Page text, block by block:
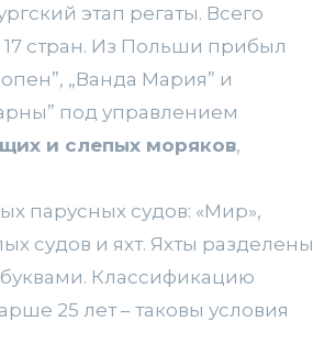
этап регаты. Всего
стран. Из Польши прибыл
„Ванда Мария” и
под управлением
и слепых моряков,
парусных судов: «Мир»,
судов и яхт. Яхты разделены
Классификацию
25 лет – таковы условия